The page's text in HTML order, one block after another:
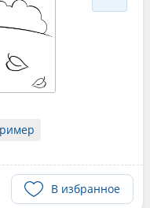
В избранное